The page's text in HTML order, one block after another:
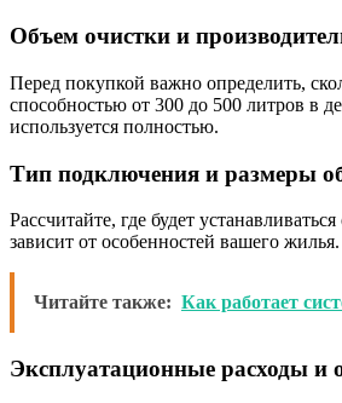
Объем очистки и
Перед покупкой важно определить,
способностью от 300 до 500 литров в
используется полностью.
Тип подключения и размеры
Рассчитайте, где будет
зависит от особенностей вашего жилья.
Читайте также: Как работает
Эксплуатационные расходы и